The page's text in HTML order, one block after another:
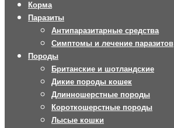
Корма
Паразиты
Антипаразитарные средства
Симптомы и лечение паразитов
Породы
Британские и шотландские
Дикие породы кошек
Длинношерстные породы
Короткошерстные породы
Лысые кошки